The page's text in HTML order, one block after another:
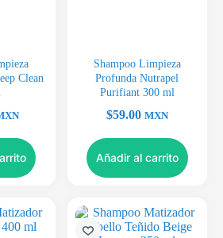
Clean
Shampoo Limpieza
Profunda Nutrapel
Purifiant 300 ml
$59.00 MXN
Añadir al carrito